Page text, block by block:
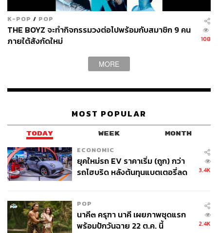
K-POP / POP
THE BOYZ จะทำกิจกรรมวงต่อไปพร้อมกับสมาชิก 9 คน
ภายใต้สังกัดใหม่
108
MORE
MOST POPULAR
TODAY WEEK MONTH
ECONOMIC
ยุคใหม่รถ EV ราคาเริ่ม (ถูก) กว่า
รถไฮบริด หลังต้นทุนแบตเตอรี่ลด
3.4K
POP
นาคี๓ ครุฑา นาคี เผยภาพชุดแรก
พร้อมปักวันฉาย 22 ต.ค. นี้
2.4K